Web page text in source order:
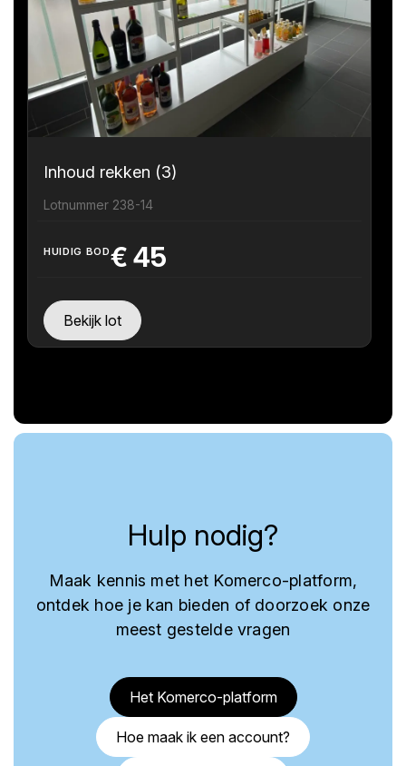
Inhoud rekken (3)
Lotnummer 238-14
HUIDIG BOD€ 45
Bekijk lot
Hulp nodig?
Maak kennis met het Komerco-platform,
ontdek hoe je kan bieden of doorzoek onze
meest gestelde vragen
Het Komerco-platform
Hoe maak ik een account?